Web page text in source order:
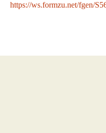
https://ws.formzu.net/fgen/